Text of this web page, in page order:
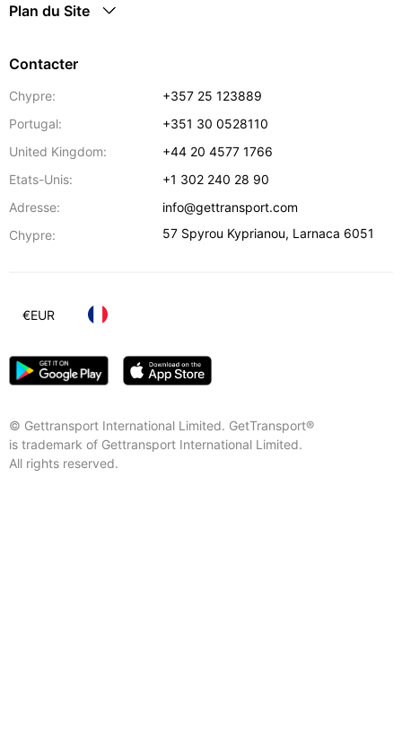
Plan du Site
Contacter
Chypre:
+357 25 123889
Portugal:
+351 30 0528110
United Kingdom:
+44 20 4577 1766
Etats-Unis:
+1 302 240 28 90
Adresse:
info@gettransport.com
Chypre:
57 Spyrou Kyprianou, Larnaca 6051
© Gettransport International Limited. GetTransport®
is trademark of Gettransport International Limited.
All rights reserved.
€EUR